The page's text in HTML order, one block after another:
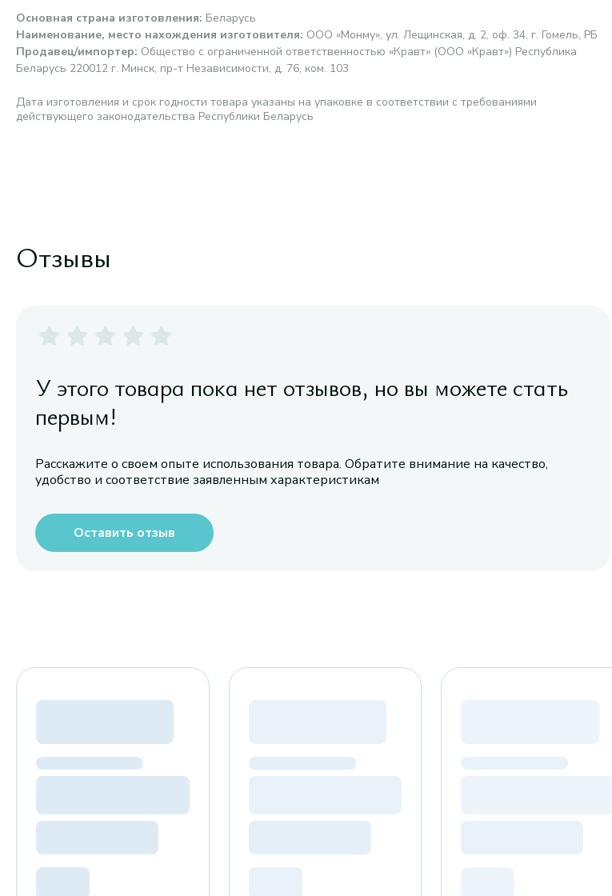
Основная страна изготовления: Беларусь
Наименование, место нахождения изготовителя: ООО «Монму», ул. Лещинская, д. 2, оф. 34, г. Гомель, РБ
Продавец/импортер: Общество с ограниченной ответственностью «Кравт» (ООО «Кравт») Республика
Беларусь 220012 г. Минск, пр-т Независимости, д. 76, ком. 103
Дата изготовления и срок годности товара указаны на упаковке в соответствии с требованиями
действующего законодательства Республики Беларусь
Отзывы
У этого товара пока нет отзывов, но вы можете стать
первым!
Расскажите о своем опыте использования товара. Обратите внимание на качество,
удобство и соответствие заявленным характеристикам
Оставить отзыв